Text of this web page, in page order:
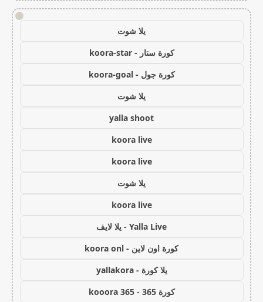
!
يلا شوت
كورة ستار - koora-star
كورة جول - koora-goal
يلا شوت
yalla shoot
koora live
koora live
يلا شوت
koora live
Yalla Live - يلا لايف
كورة اون لاين - koora onl
يلا كورة - yallakora
كورة 365 - kooora 365